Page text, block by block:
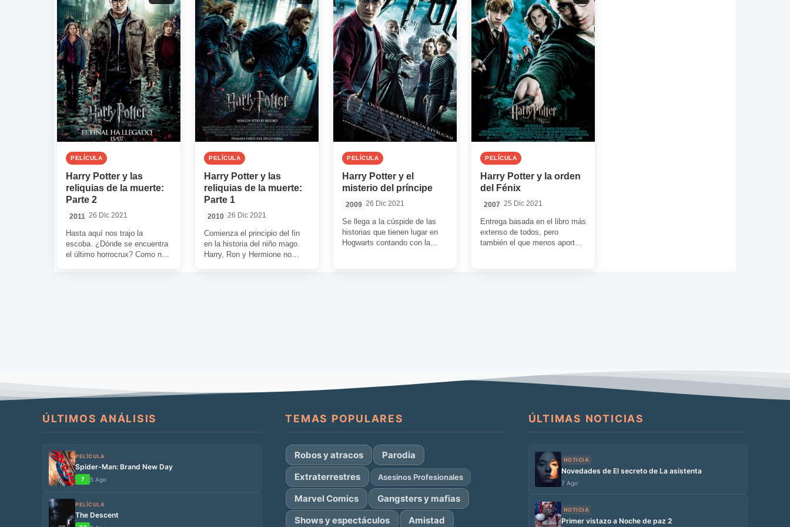
PELÍCULA
Harry Potter y las
reliquias de la muerte:
Parte 2
2011 26 Dic 2021
Hasta aquí nos trajo la
escoba. ¿Dónde se encuentra
el último horrocrux? Como no
PELÍCULA
Harry Potter y las
reliquias de la muerte:
Parte 1
2010 26 Dic 2021
Comienza el principio del fin
en la historia del niño mago.
Harry, Ron y Hermione no
PELÍCULA
Harry Potter y el
misterio del príncipe
2009 26 Dic 2021
Se llega a la cúspide de las
historias que tienen lugar en
Hogwarts contando con la
PELÍCULA
Harry Potter y la orden
del Fénix
2007 25 Dic 2021
Entrega basada en el libro más
extenso de todos, pero
también el que menos aporta
ÚLTIMOS ANÁLISIS
PELÍCULA
Spider-Man: Brand New Day
7 5 Ago
PELÍCULA
The Descent
TEMAS POPULARES
Robos y atracos
Parodia
Extraterrestres
Asesinos Profesionales
Marvel Comics
Gangsters y mafias
Shows y espectáculos
Amistad
ÚLTIMAS NOTICIAS
NOTICIA
Novedades de El secreto de La asistenta
7 Ago
NOTICIA
Primer vistazo a Noche de paz 2